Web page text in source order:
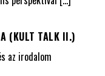
(KULT TALK II.)
az irodalom